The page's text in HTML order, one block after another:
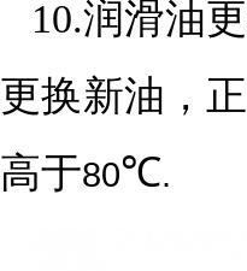
10.润滑油
更换新油，
高于80℃.